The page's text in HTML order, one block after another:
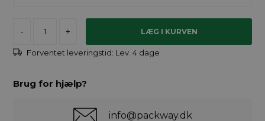
- +
Forventet leveringstid: Lev. 4 dage
Brug for hjælp?
info@packway.dk